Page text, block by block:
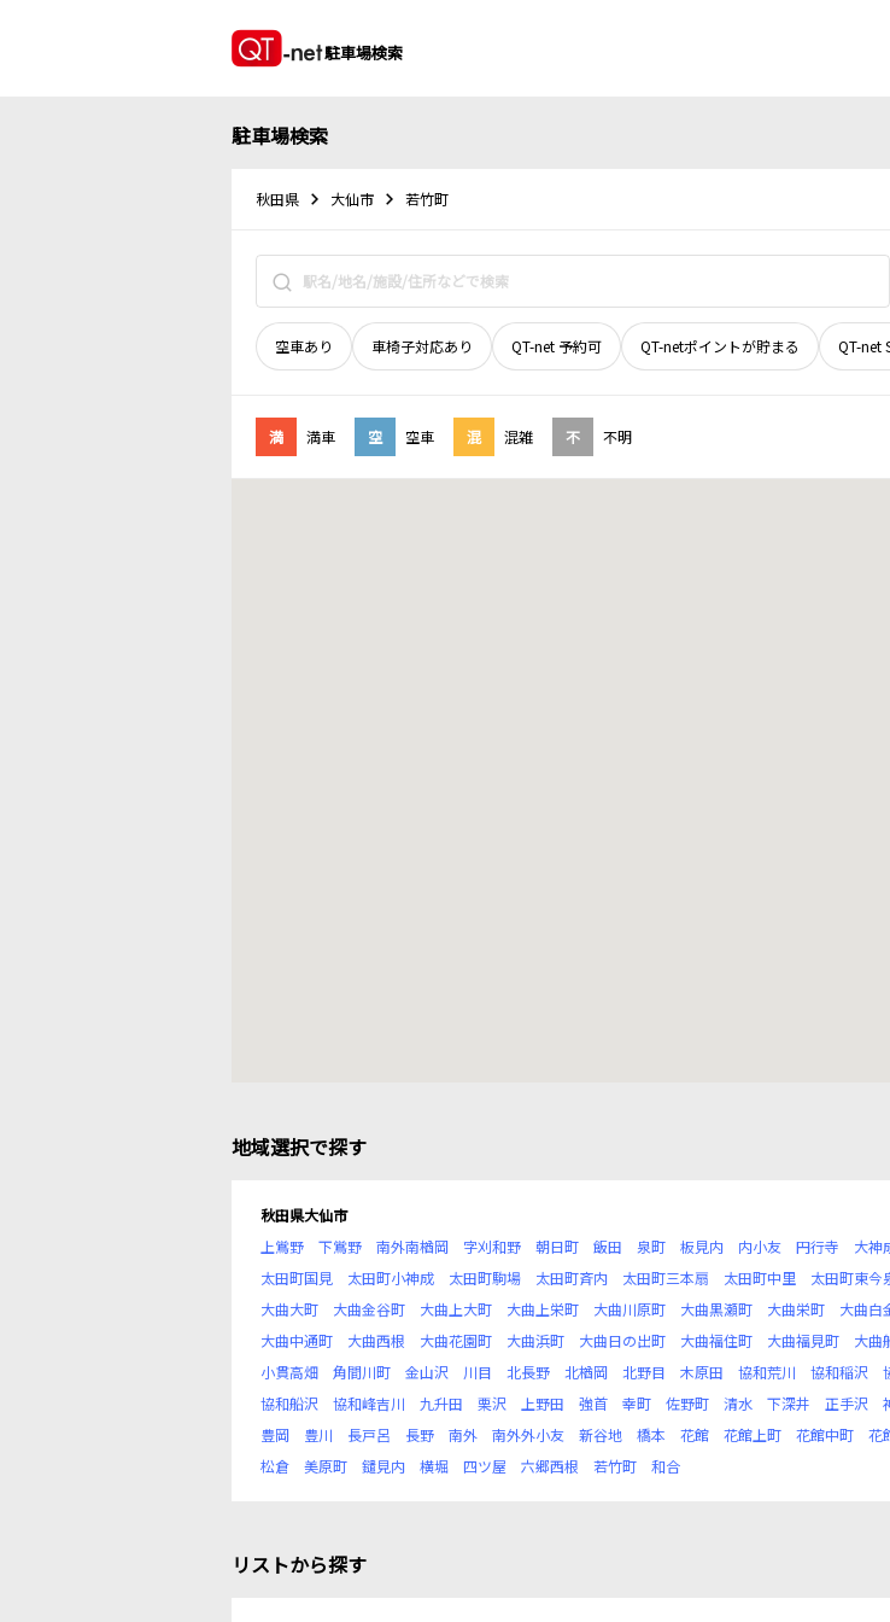
駐車場検索
駐車場検索
秋田県 大仙市 若竹町
空車あり 車椅子対応あり QT-net 予約可 QT-netポイントが貯まる QT-net
満 満車 空 空車 混 混雑 不 不明
地域選択で探す
秋田県大仙市
上鴬野
下鴬野 南外南楢岡 字刈和野 朝日町 飯田 泉町 板見内 内小友 円行寺 大神
太田町国見
太田町小神成 太田町駒場 太田町斉内 太田町三本扇 太田町中里 太田町東今
大曲大町
大曲金谷町 大曲上大町 大曲上栄町 大曲川原町 大曲黒瀬町 大曲栄町 大曲白
大曲中通町
大曲西根 大曲花園町 大曲浜町 大曲日の出町 大曲福住町 大曲福見町 大曲
小貫高畑
角間川町 金山沢 川目 北長野 北楢岡 北野目 木原田 協和荒川 協和稲沢
協和船沢
協和峰吉川 九升田 栗沢 上野田 強首 幸町 佐野町 清水 下深井 正手沢
豊岡
豊川 長戸呂 長野 南外 南外外小友 新谷地 橋本 花館 花館上町 花館中町 花
松倉
美原町 鑓見内 横堀 四ツ屋 六郷西根 若竹町 和合
リストから探す